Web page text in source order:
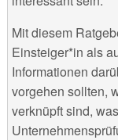
Mit diesem
Einsteiger*in als
Informationen
vorgehen sollten,
verknüpft sind,